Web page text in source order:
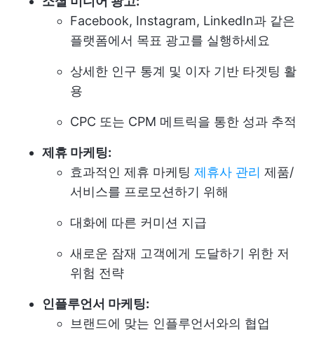
Facebook, Instagram, LinkedIn과 같은
플랫폼에서 목표 광고를 실행하세요
상세한 인구 통계 및 이자 기반 타겟팅 활
용
CPC 또는 CPM 메트릭을 통한 성과 추적
제휴 마케팅:
효과적인 제휴 마케팅 제휴사 관리 제품/
서비스를 프로모션하기 위해
대화에 따른 커미션 지급
새로운 잠재 고객에게 도달하기 위한 저
위험 전략
인플루언서 마케팅:
브랜드에 맞는 인플루언서와의 협업